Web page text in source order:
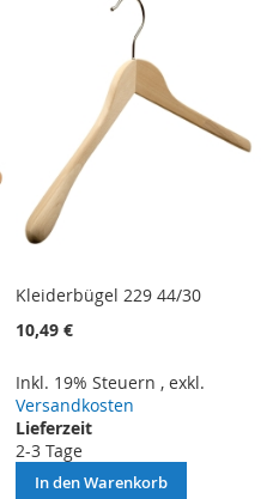
HINZUFÜGEN
Kleiderbügel 229 44/30
10,49 €
Inkl. 19% Steuern ,exkl.
Versandkosten
Lieferzeit
2-3 Tage
In den Warenkorb